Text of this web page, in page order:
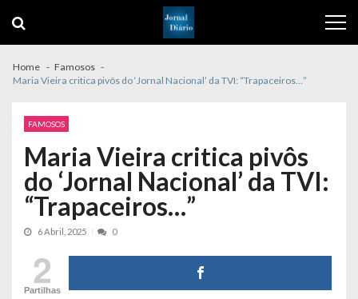
navigation
content
Home
Famosos
Maria Vieira critica pivôs do ‘Jornal Nacional’ da TVI: “Trapaceiros…”
FAMOSOS
Maria Vieira critica pivôs
do ‘Jornal Nacional’ da TVI:
“Trapaceiros…”
6 Abril, 2025 0
2
Partilhas